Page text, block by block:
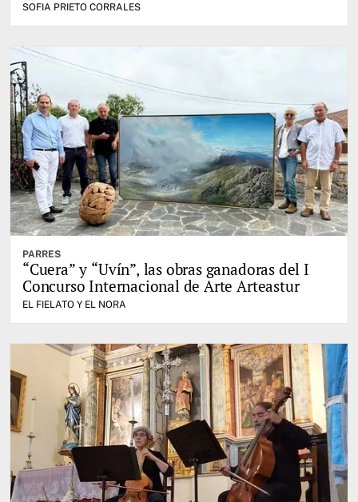
SOFIA PRIETO CORRALES
PARRES
“Cuera” y “Uvín”, las obras ganadoras del I
Concurso Internacional de Arte Arteastur
EL FIELATO Y EL NORA